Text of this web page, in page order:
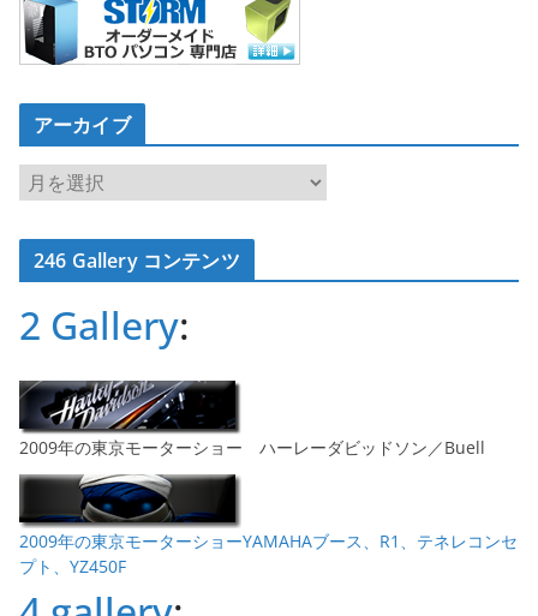
アーカイブ
ア
ー
カ
イ246 Gallery コンテンツ
2 Gallery:
2009年の東京モーターショー ハーレーダビッドソン／Buell
2009年の東京モーターショーYAMAHAブース、R1、テネレコンセ
プト、YZ450F